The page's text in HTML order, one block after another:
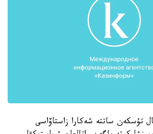
تۇسكەن ساتتە شەكارا زاستاۆاسى